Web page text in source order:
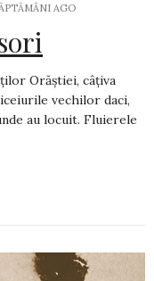
AGO
Orăștiei, câțiva
vechilor daci,
au locuit. Fluierele